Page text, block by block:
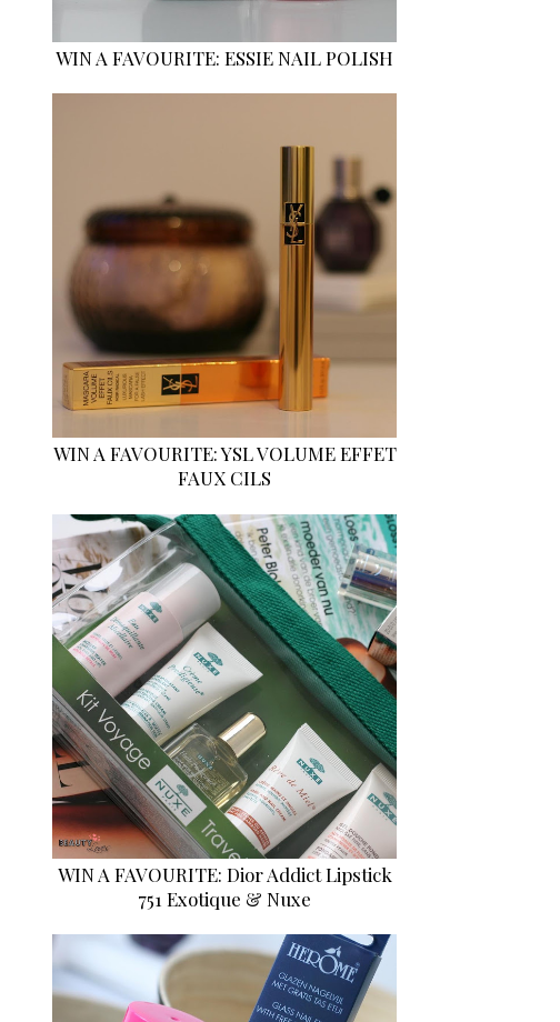
WIN A FAVOURITE: ESSIE NAIL POLISH
WIN A FAVOURITE: YSL VOLUME EFFET
FAUX CILS
WIN A FAVOURITE: Dior Addict Lipstick
751 Exotique & Nuxe